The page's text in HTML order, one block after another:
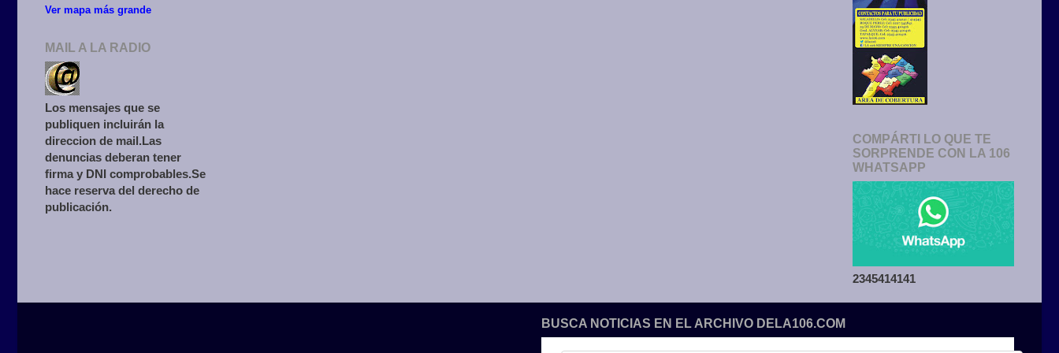
Ver mapa más grande
MAIL A LA RADIO
Los mensajes que se
publiquen incluirán la
direccion de mail.Las
denuncias deberan tener
firma y DNI comprobables.Se
hace reserva del derecho de
publicación.
COMPÁRTI LO QUE TE
SORPRENDE CON LA 106
WHATSAPP
2345414141
BUSCA NOTICIAS EN EL ARCHIVO DELA106.COM